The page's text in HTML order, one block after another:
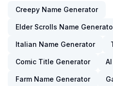
Creepy Name Generator
Elder Scrolls Name
Italian Name Generator
Comic Title Generator
Farm Name Generator